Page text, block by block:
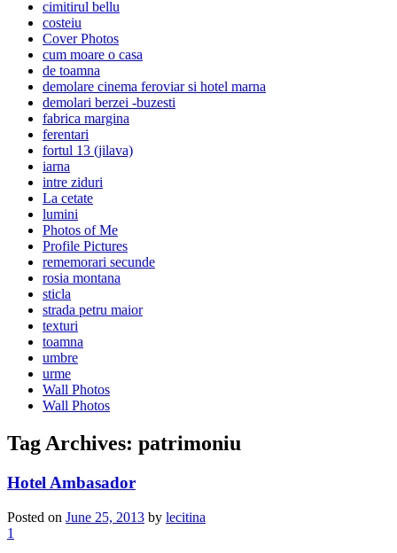
cimitirul bellu
costeiu
Cover Photos
cum moare o casa
de toamna
demolare cinema feroviar si hotel marna
demolari berzei -buzesti
fabrica margina
ferentari
fortul 13 (jilava)
iarna
intre ziduri
La cetate
lumini
Photos of Me
Profile Pictures
rememorari secunde
rosia montana
sticla
strada petru maior
texturi
toamna
umbre
urme
Wall Photos
Wall Photos
Tag Archives: patrimoniu
Hotel Ambasador
Posted on June 25, 2013 by lecitina
1